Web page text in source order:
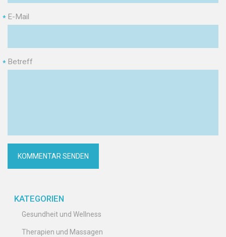
E-Mail
*
Betreff
*
KATEGORIEN
Gesundheit und Wellness
Therapien und Massagen